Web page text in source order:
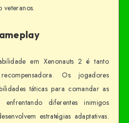
veteranos.
em Xenonauts 2 é tanto
Os jogadores
táticas para comandar as
diferentes inimigos
estratégias adaptativas.